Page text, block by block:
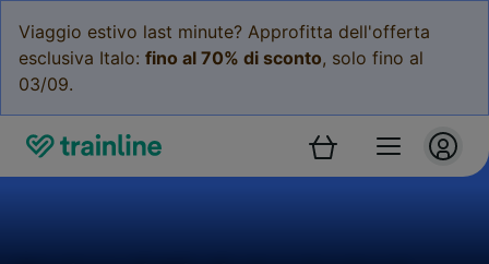
Viaggio estivo last minute? Approfitta dell'offerta
esclusiva Italo: fino al 70% di sconto, solo fino al
03/09.